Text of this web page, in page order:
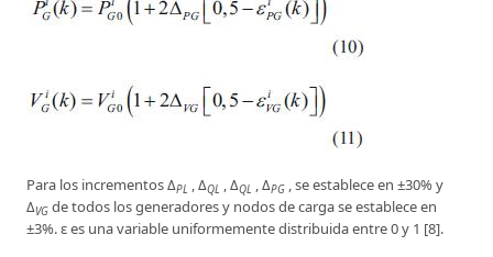
Para los incrementos ΔPL , ΔQL , ΔQL , ΔPG , se establece en ±30% y
ΔVG de todos los generadores y nodos de carga se establece en
±3%. ε es una variable uniformemente distribuida entre 0 y 1 [8].